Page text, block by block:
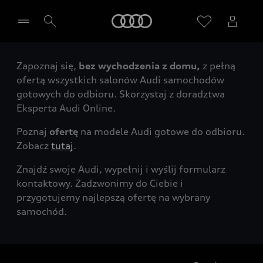
Wybierz Twojego Partnera Audi
Zapoznaj się, bez wychodzenia z domu, z pełną
ofertą wszystkich salonów Audi samochodów
gotowych do odbioru. Skorzystaj z doradztwa
Eksperta Audi Online.
Poznaj ofertę na modele Audi gotowe do odbioru.
Zobacz tutaj.
Znajdź swoje Audi, wypełnij i wyślij formularz
kontaktowy. Zadzwonimy do Ciebie i
przygotujemy najlepszą ofertę na wybrany
samochód.